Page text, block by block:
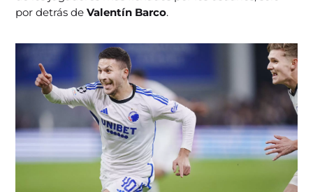
por detrás deValentín Barco.